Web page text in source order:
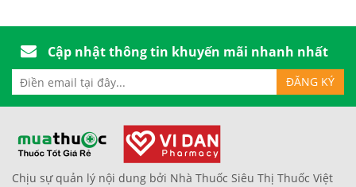
Cập nhật thông tin khuyến mãi nhanh nhất
Chịu sự quản lý nội dung bởi Nhà Thuốc Siêu Thị Thuốc Việt